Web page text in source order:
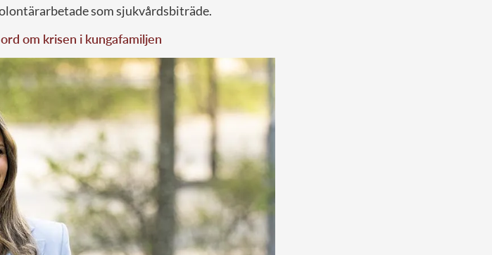
som sjukvårdsbiträde.
om krisen i kungafamiljen